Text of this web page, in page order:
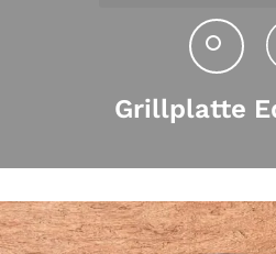
Grillplatte